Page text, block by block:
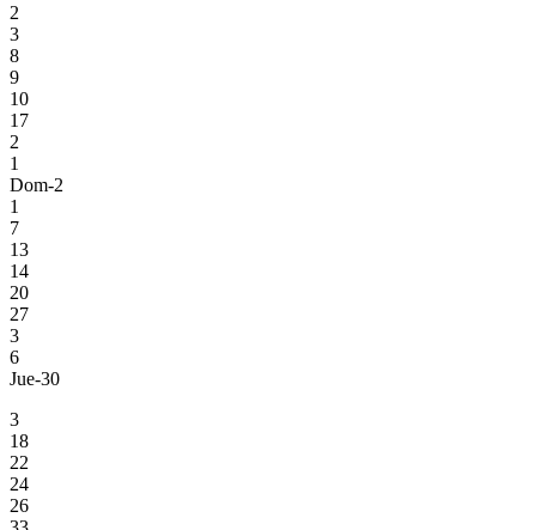
2
3
8
9
10
17
2
1
Dom-2
1
7
13
14
20
27
3
6
Jue-30
3
18
22
24
26